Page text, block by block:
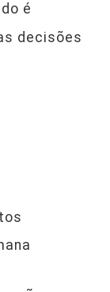
é
decisões